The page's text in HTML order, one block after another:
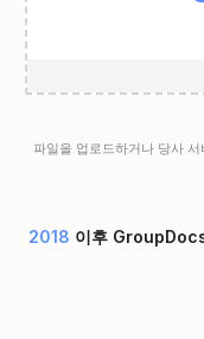
파일을 업로드하거나 당사
2018 이후